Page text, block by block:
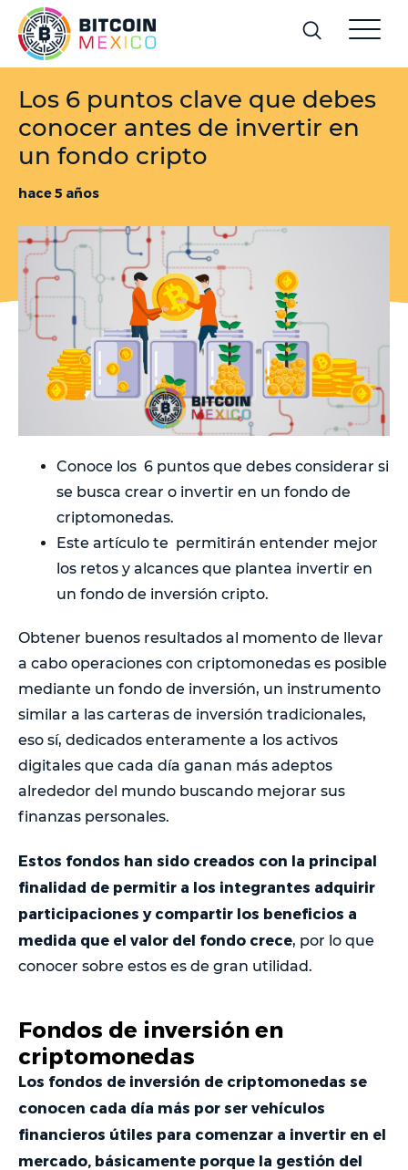
Los 6 puntos clave que debes
conocer antes de invertir en
un fondo cripto
hace 5 años
Conoce los 6 puntos que debes considerar si
se busca crear o invertir en un fondo de
criptomonedas.
Este artículo te permitirán entender mejor
los retos y alcances que plantea invertir en
un fondo de inversión cripto.
Obtener buenos resultados al momento de llevar
a cabo operaciones con criptomonedas es posible
mediante un fondo de inversión, un instrumento
similar a las carteras de inversión tradicionales,
eso sí, dedicados enteramente a los activos
digitales que cada día ganan más adeptos
alrededor del mundo buscando mejorar sus
finanzas personales.
Estos fondos han sido creados con la principal
finalidad de permitir a los integrantes adquirir
participaciones y compartir los beneficios a
medida que el valor del fondo crece, por lo que
conocer sobre estos es de gran utilidad.
Fondos de inversión en
criptomonedas
Los fondos de inversión de criptomonedas se
conocen cada día más por ser vehículos
financieros útiles para comenzar a invertir en el
mercado, básicamente porque la gestión del